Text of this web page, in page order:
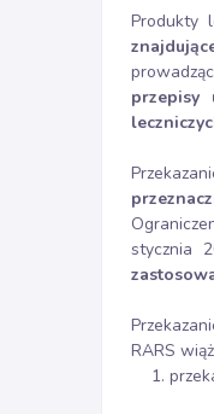
Produkty
przepisy
stycznia
RARS